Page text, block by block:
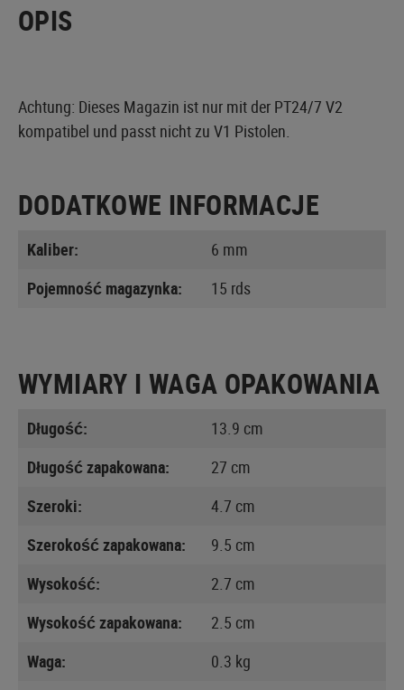
OPIS
Achtung: Dieses Magazin ist nur mit der PT24/7 V2
kompatibel und passt nicht zu V1 Pistolen.
DODATKOWE INFORMACJE
Kaliber:
6 mm
Pojemność magazynka:
15 rds
WYMIARY I WAGA OPAKOWANIA
Długość:
13.9 cm
Długość zapakowana:
27 cm
Szeroki:
4.7 cm
Szerokość zapakowana:
9.5 cm
Wysokość:
2.7 cm
Wysokość zapakowana:
2.5 cm
Waga:
0.3 kg